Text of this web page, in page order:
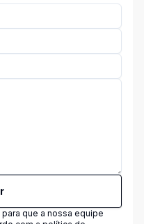
que a nossa equipe